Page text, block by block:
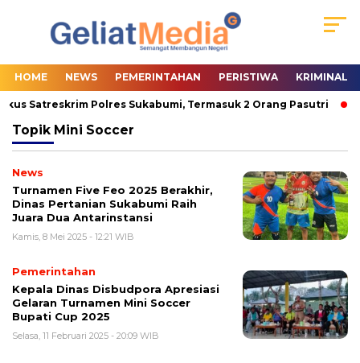
HOME NEWS PEMERINTAHAN PERISTIWA KRIMINAL
Satreskrim Polres Sukabumi, Termasuk 2 Orang Pasutri
Topik Mini Soccer
News
Turnamen Five Feo 2025 Berakhir,
Dinas Pertanian Sukabumi Raih
Juara Dua Antarinstansi
Kamis, 8 Mei 2025 - 12:21 WIB
Pemerintahan
Kepala Dinas Disbudpora Apresiasi
Gelaran Turnamen Mini Soccer
Bupati Cup 2025
Selasa, 11 Februari 2025 - 20:09 WIB